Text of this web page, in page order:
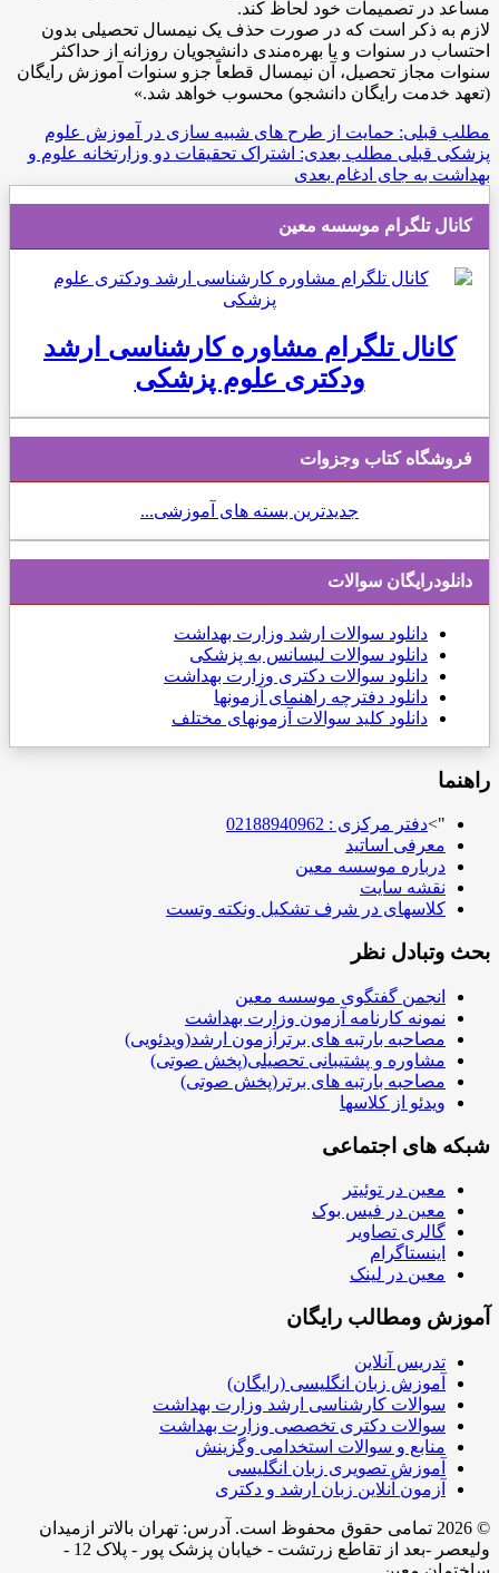
مساعد در تصمیمات خود لحاظ کند.
لازم به ذکر است که در صورت حذف یک نیمسال تحصیلی بدون
احتساب در سنوات و یا بهره‌مندی دانشجویان روزانه از حداکثر
سنوات مجاز تحصیل، آن نیمسال قطعاً جزو سنوات آموزش رایگان
(تعهد خدمت رایگان دانشجو) محسوب خواهد شد.»
مطلب قبلی: حمایت از طرح های شبیه سازی در آموزش علوم
پزشکی قبلی مطلب بعدی: اشتراک تحقیقات دو وزارتخانه علوم و
بهداشت به جای ادغام بعدی
کانال تلگرام موسسه معین
کانال تلگرام مشاوره کارشناسی ارشد
ودکتری علوم پزشکی
فروشگاه کتاب وجزوات
جدیدترین بسته های آموزشی...
دانلودرایگان سوالات
دانلود سوالات ارشد وزارت بهداشت
دانلود سوالات لیسانس به پزشکی
دانلود سوالات دکتری وزارت بهداشت
دانلود دفترچه راهنمای آزمونها
دانلود کلید سوالات آزمونهای مختلف
راهنما
">دفتر مرکزی : 02188940962
معرفی اساتید
درباره موسسه معین
نقشه سایت
کلاسهای در شرف تشکیل ونکته وتست
بحث وتبادل نظر
انجمن گفتگوی موسسه معین
نمونه کارنامه آزمون وزارت بهداشت
مصاحبه بارتبه های برترآزمون ارشد(ویدئویی)
مشاوره و پشتیبانی تحصیلی(پخش صوتی)
مصاحبه بارتبه های برتر(پخش صوتی)
ویدئو از کلاسها
شبکه های اجتماعی
معین در توئیتر
معین در فیس بوک
گالری تصاویر
اینستاگرام
معین در لینک
آموزش ومطالب رایگان
تدریس آنلاین
آموزش زبان انگلیسی (رایگان)
سوالات کارشناسی ارشد وزارت بهداشت
سوالات دکتری تخصصی وزارت بهداشت
منابع و سوالات استخدامی وگزینش
آموزش تصویری زبان انگلیسی
آزمون آنلاین زبان ارشد و دکتری
© 2026 تمامی حقوق محفوظ است. آدرس:‌ تهران بالاتر ازمیدان
ولیعصر -بعد از تقاطع زرتشت - خیابان پزشک پور - پلاک 12 -